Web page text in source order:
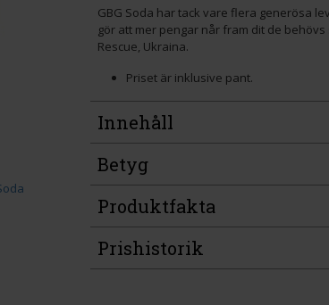
GBG Soda har tack vare flera generösa
gör att mer pengar når fram dit de
Rescue, Ukraina.
Priset är inklusive pant.
Innehåll
Betyg
Produktfakta
Prishistorik